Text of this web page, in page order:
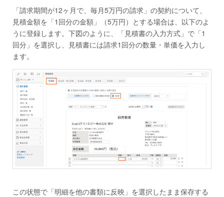
「請求期間が12ヶ月で、毎月5万円の請求」の契約について、
見積金額を「1回分の金額」（5万円）とする場合は、以下のよ
うに登録します。下図のように、「見積書の入力方式」で「1
回分」を選択し、見積書には請求1回分の数量・単価を入力し
ます。
この状態で「明細を他の書類に反映」を選択したまま保存する